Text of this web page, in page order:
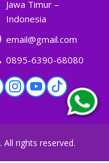
Jawa Timur –
Indonesia
email@gmail.com
0895-6390-68080
. All rights reserved.